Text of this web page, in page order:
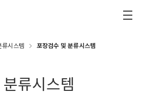
시스템 포장검수 및 분류시스템
류시스템